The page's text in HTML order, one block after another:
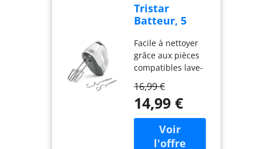
Tristar
Batteur, 5
Réglables,
200W, Design
Ergonomique,
Fouets et
Crochets Inox,
Pièces
Compatibles
Lave-
Vaisselle,
Facile à nettoyer
grâce aux pièces
compatibles lave-
accessoires en
acier inoxydable,
comme les
crochets et fouets,
sont détachables
16,99 €
14,99 €